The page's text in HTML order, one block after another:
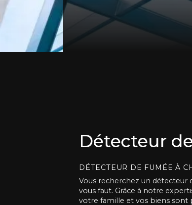
Détecteur
DÉTECTEUR DE FUMÉE À
Vous recherchez un détecteur
vous faut. Grâce à notre
votre famille et vos biens sont